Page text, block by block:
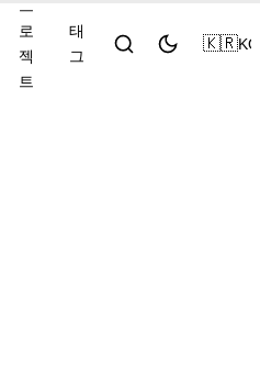
프
로
젝
트
태
그
🇰🇷KO